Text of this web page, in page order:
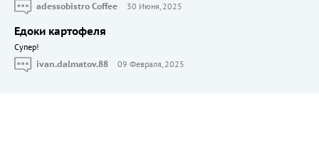
adessobistro Coffee
30 Июня, 2025
Едоки картофеля
Cупер!
ivan.dalmatov.88
09 Февраля, 2025